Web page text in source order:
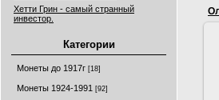
Хетти Грин - самый странный
инвестор.
Категории
Монеты до 1917г [18]
Монеты 1924-1991 [92]